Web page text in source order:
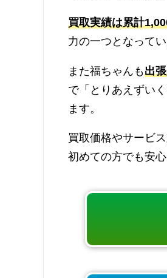
買取実績は累計
力の一つとなってい
また福ちゃんも出
で「とりあえずい
ます。
買取価格やサービ
初めての方でも安